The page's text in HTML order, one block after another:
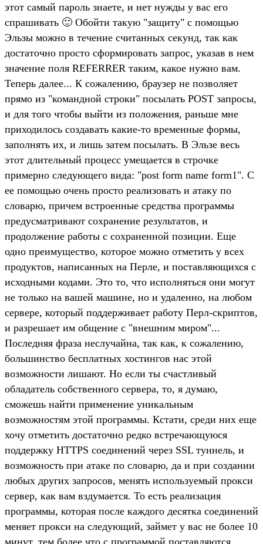
этот самый пароль знаете, и нет нужды у вас его
спрашивать 🙂 Обойти такую "защиту" с помощью
Эльзы можно в течение считанных секунд, так как
достаточно просто сформировать запрос, указав в нем
значение поля REFERRER таким, какое нужно вам.
Теперь далее... К сожалению, браузер не позволяет
прямо из "командной строки" посылать POST запросы,
и для того чтобы выйти из положения, раньше мне
приходилось создавать какие-то временные формы,
заполнять их, и лишь затем посылать. В Эльзе весь
этот длительный процесс умещается в строчке
примерно следующего вида: "post form name form1". С
ее помощью очень просто реализовать и атаку по
словарю, причем встроенные средства программы
предусматривают сохранение результатов, и
продолжение работы с сохраненной позиции. Еще
одно преимущество, которое можно отметить у всех
продуктов, написанных на Перле, и поставляющихся с
исходными кодами. Это то, что исполняться они могут
не только на вашей машине, но и удаленно, на любом
сервере, который поддерживает работу Перл-скриптов,
и разрешает им общение с "внешним миром"...
Последняя фраза неслучайна, так как, к сожалению,
большинство бесплатных хостингов нас этой
возможности лишают. Но если ты счастливый
обладатель собственного сервера, то, я думаю,
сможешь найти применение уникальным
возможностям этой программы. Кстати, среди них еще
хочу отметить достаточно редко встречающуюся
поддержку HTTPS соединений через SSL туннель, и
возможность при атаке по словарю, да и при создании
любых других запросов, менять используемый прокси
сервер, как вам вздумается. То есть реализация
программы, которая после каждого десятка соединений
меняет прокси на следующий, займет у вас не более 10
минут, тем более что с программой поставляются